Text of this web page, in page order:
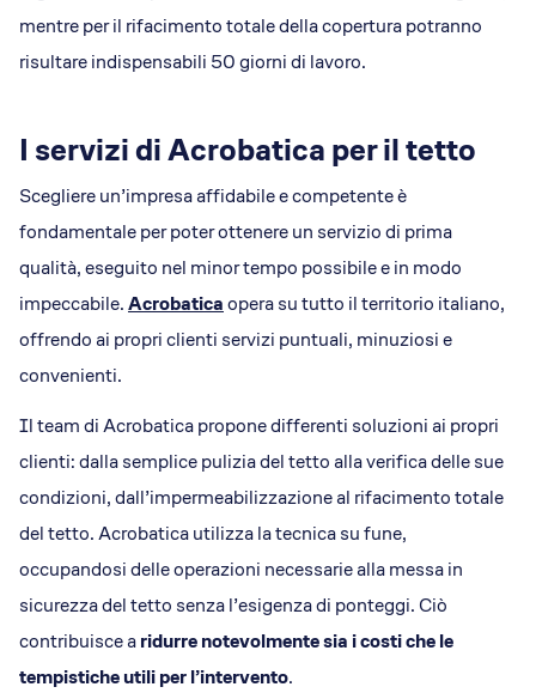
mentre per il rifacimento totale della copertura potranno
risultare indispensabili 50 giorni di lavoro.
I servizi di Acrobatica per il tetto
Scegliere un’impresa affidabile e competente è
fondamentale per poter ottenere un servizio di prima
qualità, eseguito nel minor tempo possibile e in modo
impeccabile.Acrobaticaopera su tutto il territorio italiano,
offrendo ai propri clienti servizi puntuali, minuziosi e
convenienti.
Il team di Acrobatica propone differenti soluzioni ai propri
clienti: dalla semplice pulizia del tetto alla verifica delle sue
condizioni, dall’impermeabilizzazione al rifacimento totale
del tetto. Acrobatica utilizza la tecnica su fune,
occupandosi delle operazioni necessarie alla messa in
sicurezza del tetto senza l’esigenza di ponteggi. Ciò
contribuisce aridurre notevolmente sia i costi che le
tempistiche utili per l’intervento.